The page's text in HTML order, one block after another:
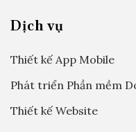
Dịch vụ
Thiết kế App Mobile
Phát triển Phần mềm
Thiết kế Website